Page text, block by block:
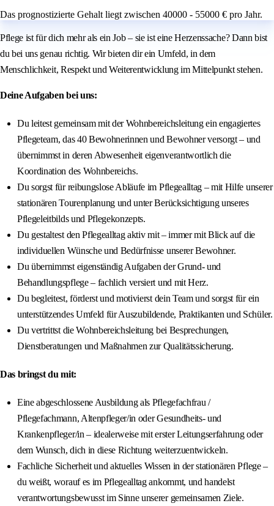
Das prognostizierte Gehalt liegt zwischen 40000 - 55000 € pro Jahr.
Pflege ist für dich mehr als ein Job – sie ist eine Herzenssache? Dann bist
du bei uns genau richtig. Wir bieten dir ein Umfeld, in dem
Menschlichkeit, Respekt und Weiterentwicklung im Mittelpunkt stehen.
Deine Aufgaben bei uns:
Du leitest gemeinsam mit der Wohnbereichsleitung ein engagiertes
Pflegeteam, das 40 Bewohnerinnen und Bewohner versorgt – und
übernimmst in deren Abwesenheit eigenverantwortlich die
Koordination des Wohnbereichs.
Du sorgst für reibungslose Abläufe im Pflegealltag – mit Hilfe unserer
stationären Tourenplanung und unter Berücksichtigung unseres
Pflegeleitbilds und Pflegekonzepts.
Du gestaltest den Pflegealltag aktiv mit – immer mit Blick auf die
individuellen Wünsche und Bedürfnisse unserer Bewohner.
Du übernimmst eigenständig Aufgaben der Grund- und
Behandlungspflege – fachlich versiert und mit Herz.
Du begleitest, förderst und motivierst dein Team und sorgst für ein
unterstützendes Umfeld für Auszubildende, Praktikanten und Schüler.
Du vertrittst die Wohnbereichsleitung bei Besprechungen,
Dienstberatungen und Maßnahmen zur Qualitätssicherung.
Das bringst du mit:
Eine abgeschlossene Ausbildung als Pflegefachfrau /
Pflegefachmann, Altenpfleger/in oder Gesundheits- und
Krankenpfleger/in – idealerweise mit erster Leitungserfahrung oder
dem Wunsch, dich in diese Richtung weiterzuentwickeln.
Fachliche Sicherheit und aktuelles Wissen in der stationären Pflege –
du weißt, worauf es im Pflegealltag ankommt, und handelst
verantwortungsbewusst im Sinne unserer gemeinsamen Ziele.